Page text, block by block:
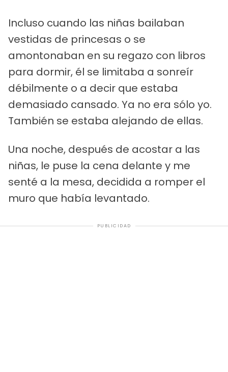
Incluso cuando las niñas bailaban
vestidas de princesas o se
amontonaban en su regazo con libros
para dormir, él se limitaba a sonreír
débilmente o a decir que estaba
demasiado cansado. Ya no era sólo yo.
También se estaba alejando de ellas.
Una noche, después de acostar a las
niñas, le puse la cena delante y me
senté a la mesa, decidida a romper el
muro que había levantado.
PUBLICIDAD